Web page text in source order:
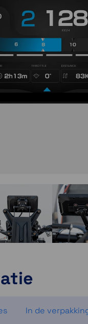
In de